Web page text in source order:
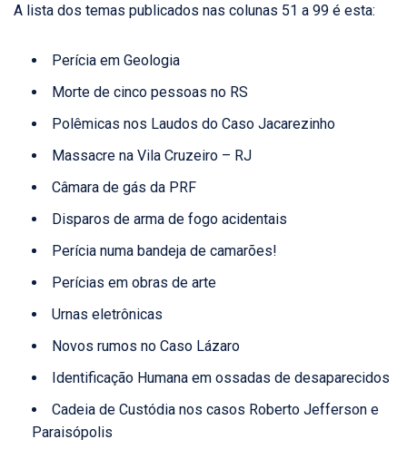
A lista dos temas publicados nas colunas 51 a 99 é esta:
Perícia em Geologia
Morte de cinco pessoas no RS
Polêmicas nos Laudos do Caso Jacarezinho
Massacre na Vila Cruzeiro – RJ
Câmara de gás da PRF
Disparos de arma de fogo acidentais
Perícia numa bandeja de camarões!
Perícias em obras de arte
Urnas eletrônicas
Novos rumos no Caso Lázaro
Identificação Humana em ossadas de desaparecidos
Cadeia de Custódia nos casos Roberto Jefferson e
Paraisópolis